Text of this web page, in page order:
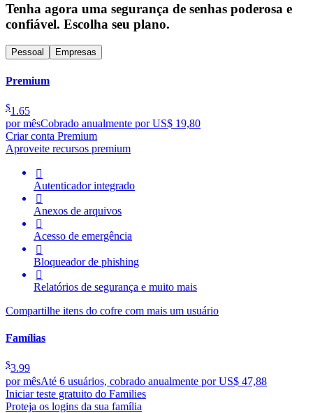
Tenha agora uma segurança de senhas poderosa e
confiável. Escolha seu plano.
Pessoal Empresas
Premium
$1.65
por mêsCobrado anualmente por US$ 19,80
Criar conta Premium
Aproveite recursos premium

Autenticador integrado

Anexos de arquivos

Acesso de emergência

Bloqueador de phishing

Relatórios de segurança e muito mais
Compartilhe itens do cofre com mais um usuário
Famílias
$3.99
por mêsAté 6 usuários, cobrado anualmente por US$ 47,88
Iniciar teste gratuito do Families
Proteja os logins da sua família